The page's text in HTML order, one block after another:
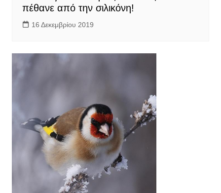
πέθανε από την σιλικόνη!
16 Δεκεμβρίου 2019